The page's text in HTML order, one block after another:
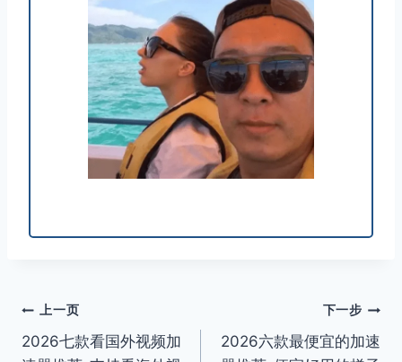
文
章
上一页
2026七款看国外视频加
下一步
2026六款最便宜的加速